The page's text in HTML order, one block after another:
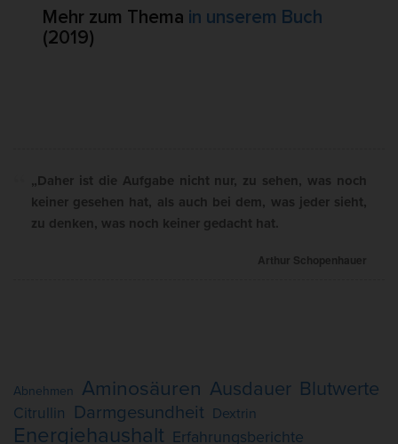
Mehr zum Thema in unserem Buch
(2019)
„Daher ist die Aufgabe nicht nur, zu sehen, was noch
keiner gesehen hat, als auch bei dem, was jeder sieht,
zu denken, was noch keiner gedacht hat.
Arthur Schopenhauer
Abnehmen Aminosäuren Ausdauer Blutwerte
Citrullin Darmgesundheit Dextrin
Energiehaushalt Erfahrungsberichte